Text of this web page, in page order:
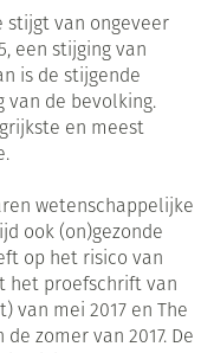
stijgt van ongeveer
een stijging van
is de stijgende
van de bevolking.
en meest
wetenschappelijke
ook (on)gezonde
op het risico van
het proefschrift van
van mei 2017 en The
zomer van 2017. De